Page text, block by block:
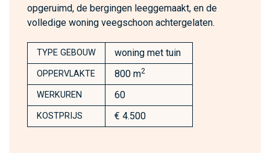
opgeruimd, de bergingen leeggemaakt, en de
volledige woning veegschoon achtergelaten.
TYPE GEBOUW woning met tuin
OPPERVLAKTE 800 m2
WERKUREN 60
KOSTPRIJS € 4.500